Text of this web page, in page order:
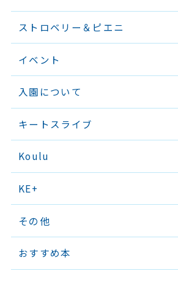
ストロベリー＆ピエニ
イベント
入園について
キートスライブ
Koulu
KE+
その他
おすすめ本